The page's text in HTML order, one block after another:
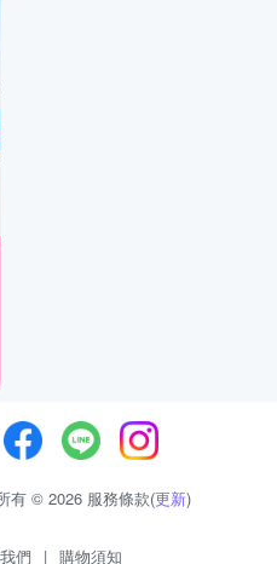
有 © 2026 服務條款(更新)
們 | 購物須知